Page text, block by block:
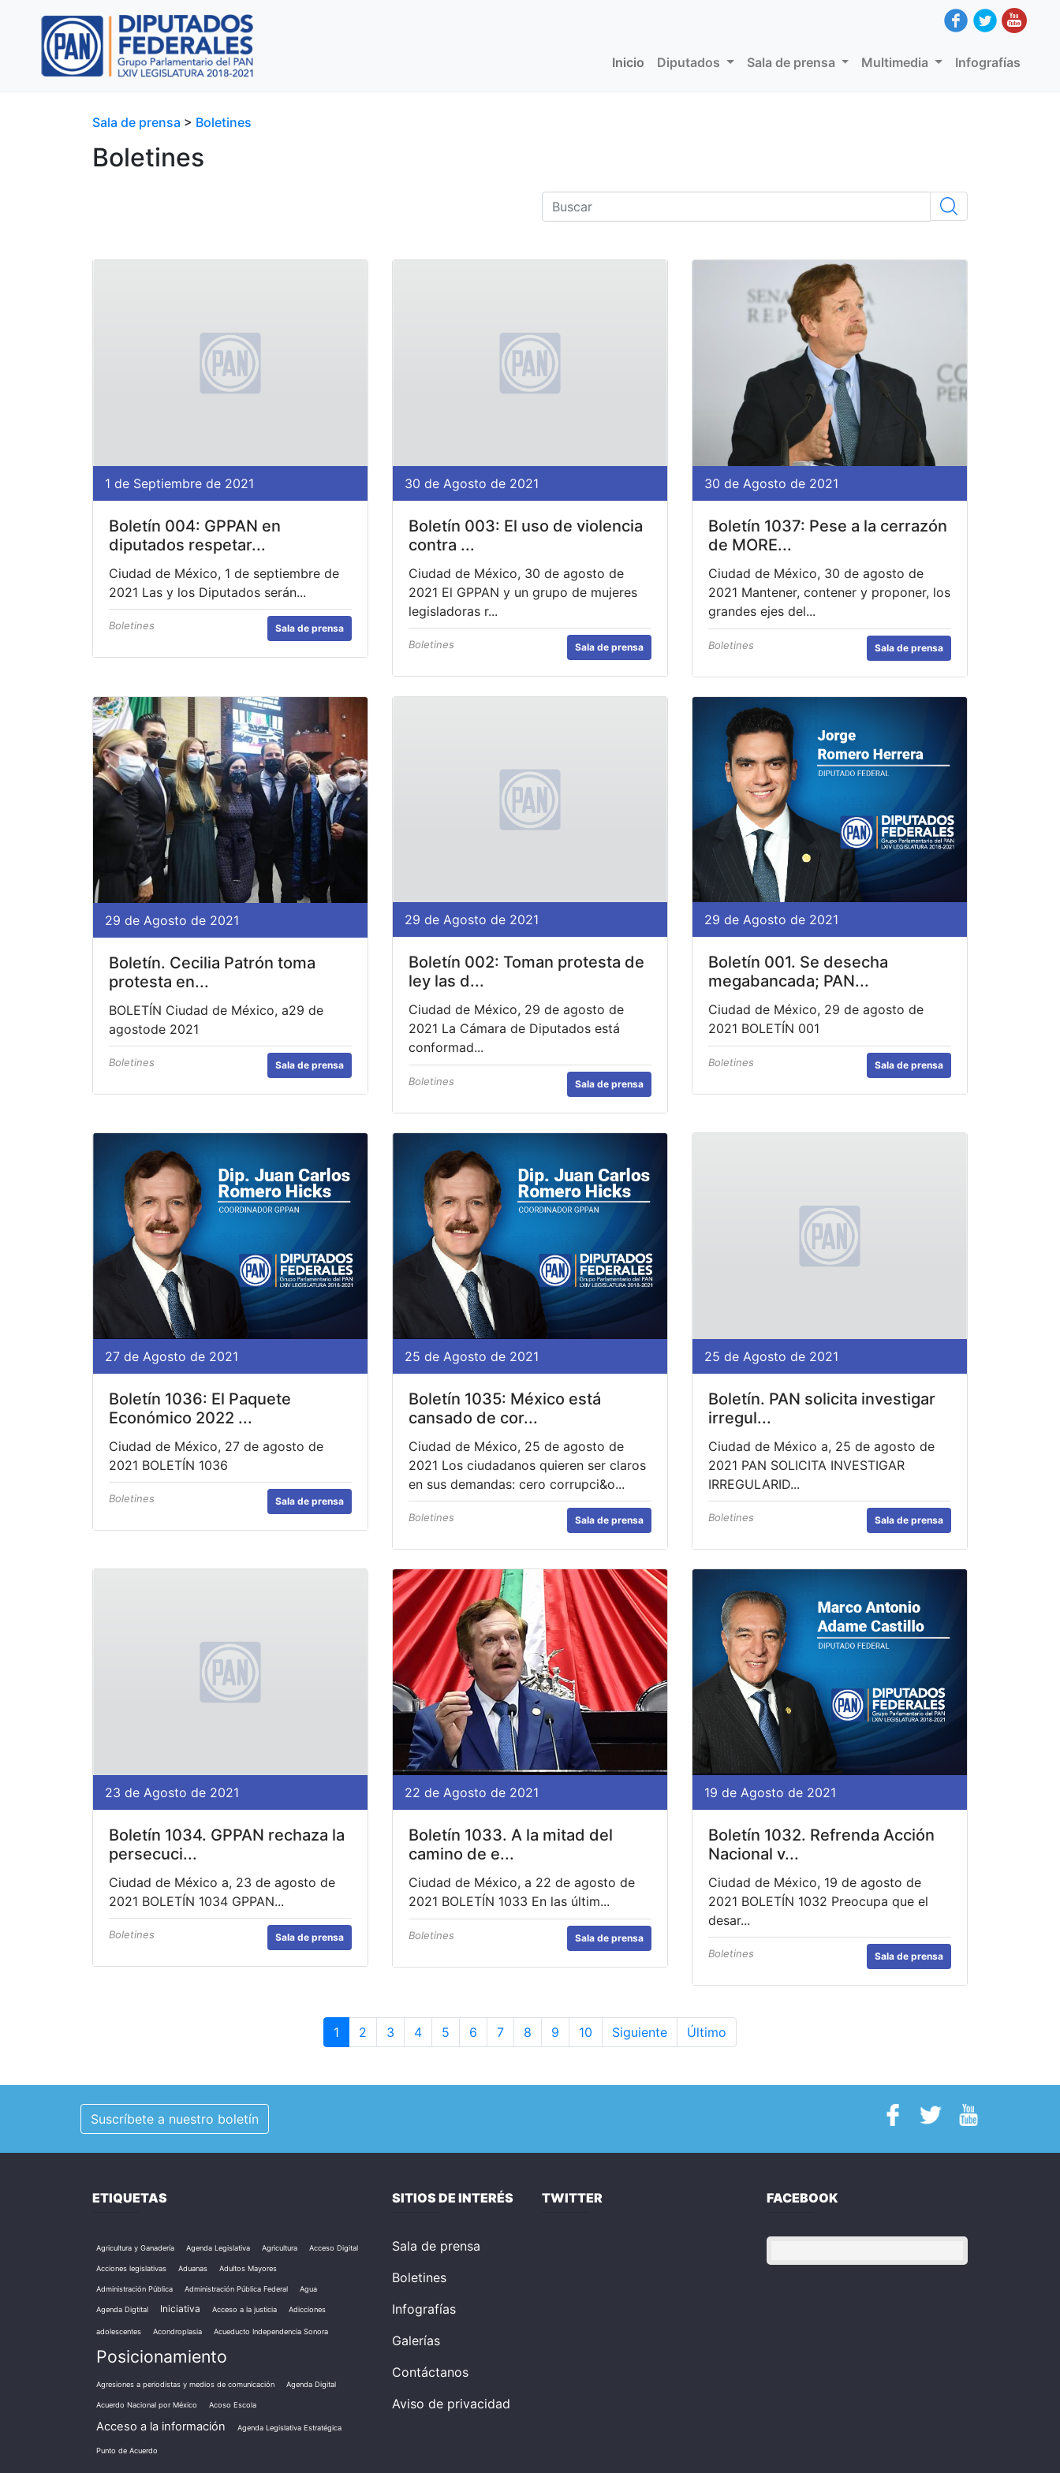
Inicio (current)
Diputados Sala de prensa Multimedia Infografías
Sala de prensa > Boletines
Boletines
1 de Septiembre de 2021
Boletín 004: GPPAN en
diputados respetar...
Ciudad de México, 1 de septiembre de
2021 Las y los Diputados serán...
Boletines Sala de prensa
30 de Agosto de 2021
Boletín 003: El uso de violencia
contra ...
Ciudad de México, 30 de agosto de
2021 El GPPAN y un grupo de mujeres
legisladoras r...
Boletines Sala de prensa
30 de Agosto de 2021
Boletín 1037: Pese a la cerrazón
de MORE...
Ciudad de México, 30 de agosto de
2021 Mantener, contener y proponer, los
grandes ejes del...
Boletines Sala de prensa
29 de Agosto de 2021
Boletín. Cecilia Patrón toma
protesta en...
BOLETÍN Ciudad de México, a29 de
agostode 2021
Boletines Sala de prensa
29 de Agosto de 2021
Boletín 002: Toman protesta de
ley las d...
Ciudad de México, 29 de agosto de
2021 La Cámara de Diputados está
conformad...
Boletines Sala de prensa
29 de Agosto de 2021
Boletín 001. Se desecha
megabancada; PAN...
Ciudad de México, 29 de agosto de
2021 BOLETÍN 001
Boletines Sala de prensa
27 de Agosto de 2021
Boletín 1036: El Paquete
Económico 2022 ...
Ciudad de México, 27 de agosto de
2021 BOLETÍN 1036
Boletines Sala de prensa
25 de Agosto de 2021
Boletín 1035: México está
cansado de cor...
Ciudad de México, 25 de agosto de
2021 Los ciudadanos quieren ser claros
en sus demandas: cero corrupci&o...
Boletines Sala de prensa
25 de Agosto de 2021
Boletín. PAN solicita investigar
irregul...
Ciudad de México a, 25 de agosto de
2021 PAN SOLICITA INVESTIGAR
IRREGULARID...
Boletines Sala de prensa
23 de Agosto de 2021
Boletín 1034. GPPAN rechaza la
persecuci...
Ciudad de México a, 23 de agosto de
2021 BOLETÍN 1034 GPPAN...
Boletines Sala de prensa
22 de Agosto de 2021
Boletín 1033. A la mitad del
camino de e...
Ciudad de México, a 22 de agosto de
2021 BOLETÍN 1033 En las últim...
Boletines Sala de prensa
19 de Agosto de 2021
Boletín 1032. Refrenda Acción
Nacional v...
Ciudad de México, 19 de agosto de
2021 BOLETÍN 1032 Preocupa que el
desar...
Boletines Sala de prensa
1 2 3 4 5 6 7 8 9 10 Siguiente Último
Suscríbete a nuestro boletín
ETIQUETAS
Agricultura y Ganadería Agenda Legislativa Agricultura Acceso Digital
Acciones legislativas Aduanas Adultos Mayores
Administración Pública Administración Pública Federal Agua
Agenda Digtital Iniciativa Acceso a la justicia Adicciones
adolescentes Acondroplasia Acueducto Independencia Sonora
Posicionamiento
Agresiones a periodistas y medios de comunicación Agenda Digital
Acuerdo Nacional por México Acoso Escola
Acceso a la información Agenda Legislativa Estratégica
Punto de Acuerdo
SITIOS DE INTERÉS
Sala de prensa
Boletines
Infografías
Galerías
Contáctanos
Aviso de privacidad
TWITTER FACEBOOK